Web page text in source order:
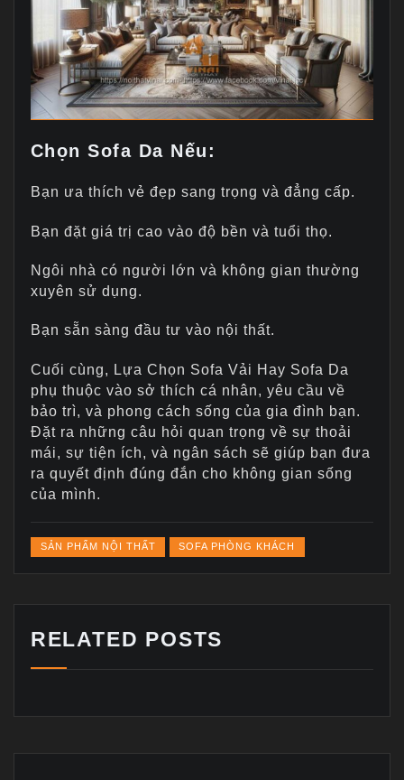
Chọn Sofa Da Nếu:
Bạn ưa thích vẻ đẹp sang trọng và đẳng cấp.
Bạn đặt giá trị cao vào độ bền và tuổi thọ.
Ngôi nhà có người lớn và không gian thường
xuyên sử dụng.
Bạn sẵn sàng đầu tư vào nội thất.
Cuối cùng, Lựa Chọn Sofa Vải Hay Sofa Da
phụ thuộc vào sở thích cá nhân, yêu cầu về
bảo trì, và phong cách sống của gia đình bạn.
Đặt ra những câu hỏi quan trọng về sự thoải
mái, sự tiện ích, và ngân sách sẽ giúp bạn đưa
ra quyết định đúng đắn cho không gian sống
của mình.
SẢN PHẨM NỘI THẤT SOFA PHÒNG KHÁCH
RELATED POSTS